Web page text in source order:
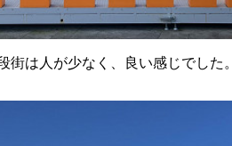
街は人が少なく、良い感じでした。